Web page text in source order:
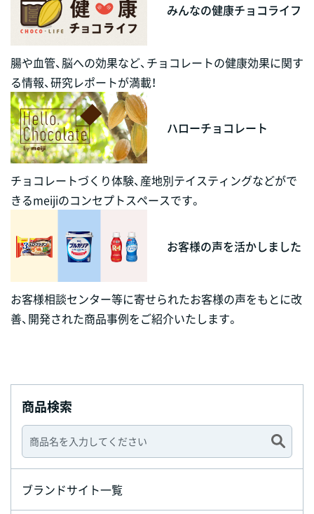
みんなの健康チョコライフ
腸や血管、脳への効果など、チョコレートの健康効果に関す
る情報、研究レポートが満載！
ハローチョコレート
チョコレートづくり体験、産地別テイスティングなどがで
きるmeijiのコンセプトスペースです。
お客様の声を活かしました
お客様相談センター等に寄せられたお客様の声をもとに改
善、開発された商品事例をご紹介いたします。
商品検索
ブランドサイト一覧